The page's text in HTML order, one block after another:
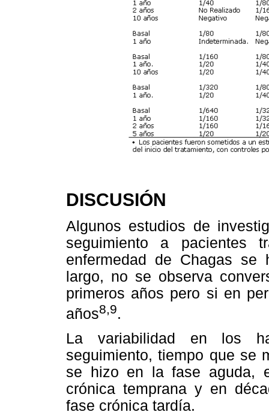
DISCUSIÓN
Algunos estudios de
seguimiento a pacientes
enfermedad de Chagas se
largo, no se observa
primeros años pero si en
años8,9.
La variabilidad en los
seguimiento, tiempo que se
se hizo en la fase aguda,
crónica temprana y en
fase crónica tardía.